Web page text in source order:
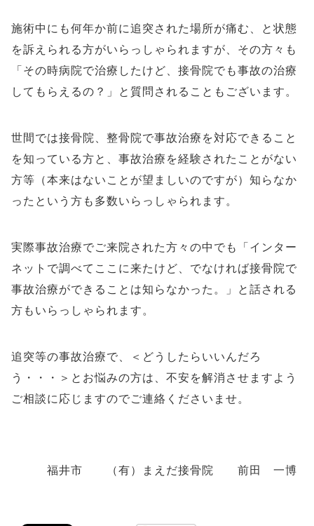
施術中にも何年か前に追突された場所が痛む、と状態
を訴えられる方がいらっしゃられますが、その方々も
「その時病院で治療したけど、接骨院でも事故の治療
してもらえるの？」と質問されることもございます。
世間では接骨院、整骨院で事故治療を対応できること
を知っている方と、 事故治療 を経験されたことがない
方等（本来はないことが望ましいのですが）知らなか
ったという方も多数いらっしゃられます。
実際事故治療でご来院された方々の中でも「インター
ネットで調べてここに来たけど、でなければ接骨院で
事故治療ができることは知らなかった。」と話される
方もいらっしゃられます。
追突等の事故治療で、＜どうしたらいいんだろ
う・・・＞とお悩みの方は、不安を解消させますよう
ご相談に応じますのでご連絡くださいませ。
福井市 （有）まえだ接骨院 前田 一博